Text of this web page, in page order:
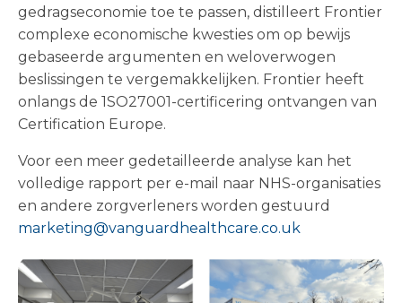
gedragseconomie toe te passen, distilleert Frontier
complexe economische kwesties om op bewijs
gebaseerde argumenten en weloverwogen
beslissingen te vergemakkelijken. Frontier heeft
onlangs de 1SO27001-certificering ontvangen van
Certification Europe.
Voor een meer gedetailleerde analyse kan het
volledige rapport per e-mail naar NHS-organisaties
en andere zorgverleners worden gestuurd
marketing@vanguardhealthcare.co.uk